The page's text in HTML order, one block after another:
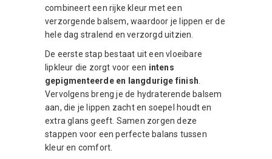
combineert een rijke kleur met een
verzorgende balsem, waardoor je lippen er de
hele dag stralend en verzorgd uitzien.
De eerste stap bestaat uit een vloeibare
lipkleur die zorgt voor een intens
gepigmenteerde en langdurige finish
Vervolgens breng je de hydraterende balsem
aan, die je lippen zacht en soepel houdt en
extra glans geeft. Samen zorgen deze
stappen voor een perfecte balans tussen
kleur en comfort.